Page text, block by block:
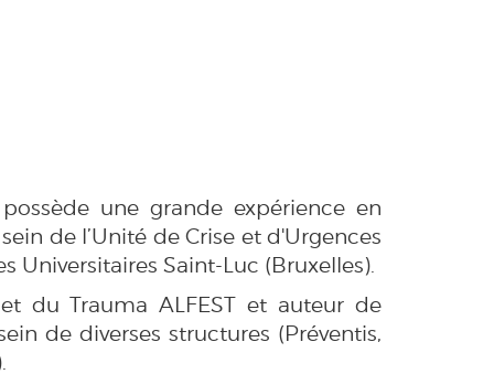
une grande expérience en
de l’Unité de Crise et d'Urgences
Universitaires Saint-Luc (Bruxelles).
du Trauma ALFEST et auteur de
de diverses structures (Préventis,